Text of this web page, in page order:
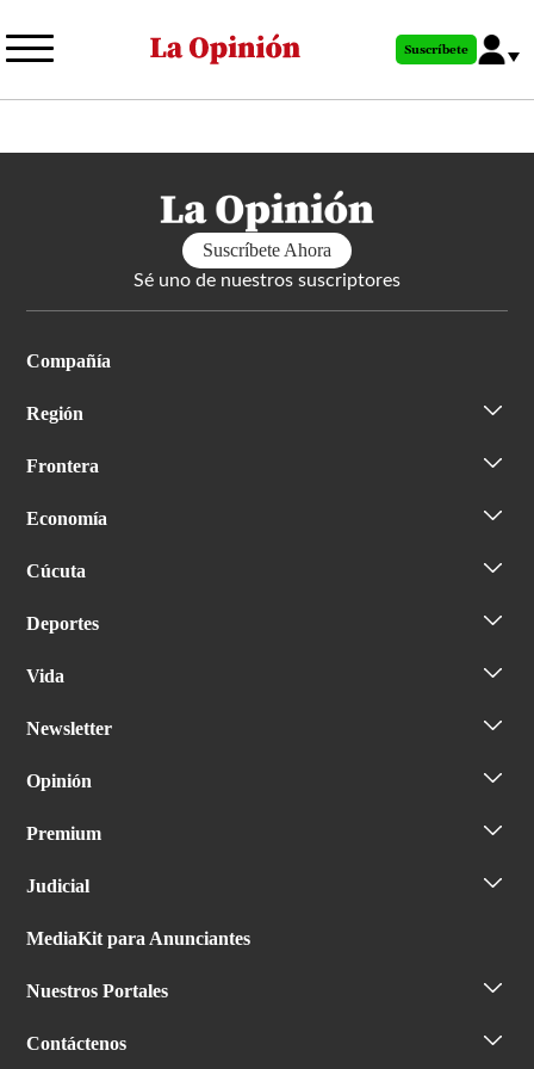
al
principal
Suscríbete
Suscríbete Ahora
Sé uno de nuestros suscriptores
Compañía
Región
Frontera
Economía
Cúcuta
Deportes
Vida
Newsletter
Opinión
Premium
Judicial
MediaKit para Anunciantes
Nuestros Portales
Contáctenos